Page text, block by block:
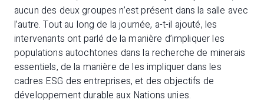
aucun des deux groupes n’est présent dans la salle avec
l’autre. Tout au long de la journée, a-t-il ajouté, les
intervenants ont parlé de la manière d’impliquer les
populations autochtones dans la recherche de minerais
essentiels, de la manière de les impliquer dans les
cadres ESG des entreprises, et des objectifs de
développement durable aux Nations unies.